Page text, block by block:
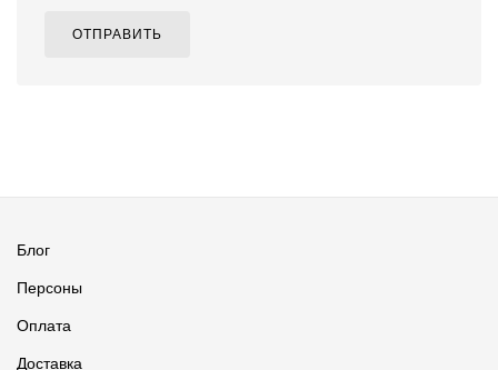
ОТПРАВИТЬ
Блог
Персоны
Оплата
Доставка